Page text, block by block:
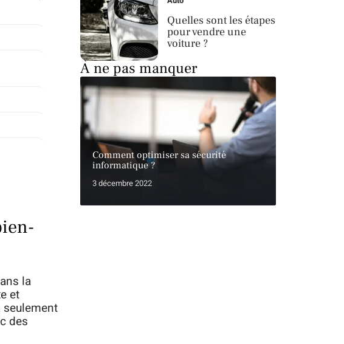
la
et
seulement
des
Quelles sont les étapes
pour vendre une
voiture ?
À ne pas manquer
Comment optimiser sa sécurité
informatique ?
3 décembre 2022